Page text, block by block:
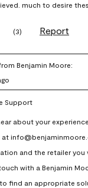
much to desire
(3) Report
Benjamin Moore:
Support
about your
and the retailer you
with a Benjamin
find an appropriate